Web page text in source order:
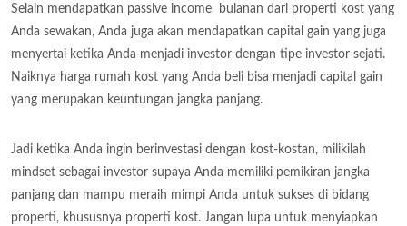
Selain mendapatkan passive income bulanan dari properti kost yang
Anda sewakan, Anda juga akan mendapatkan capital gain yang juga
menyertai ketika Anda menjadi investor dengan tipe investor sejati.
Naiknya harga rumah kost yang Anda beli bisa menjadi capital gain
yang merupakan keuntungan jangka panjang.
Jadi ketika Anda ingin berinvestasi dengan kost-kostan, milikilah
mindset sebagai investor supaya Anda memiliki pemikiran jangka
panjang dan mampu meraih mimpi Anda untuk sukses di bidang
properti, khususnya properti kost. Jangan lupa untuk menyiapkan